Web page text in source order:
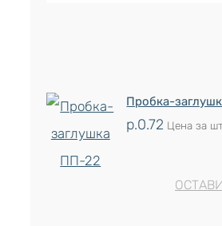
Пробка-
р.0.72 Цена за